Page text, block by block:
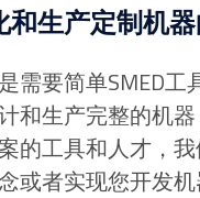
和生产定制机
需要简单SMED工
和生产完整的机
的工具和人才，
或者实现您开发机